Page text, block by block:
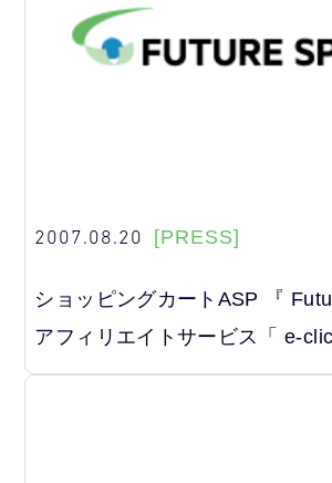
2007.08.20 [PRESS]
ショッピングカートASP 『
アフィリエイトサービス「 e-